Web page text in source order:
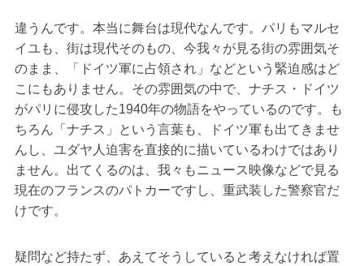
違うんです。本当に舞台は現代なんです。パリもマルセ
イユも、街は現代そのもの、今我々が見る街の雰囲気そ
のまま、「ドイツ軍に占領され」などという緊迫感はど
こにもありません。その雰囲気の中で、ナチス・ドイツ
がパリに侵攻した1940年の物語をやっているのです。も
ちろん「ナチス」という言葉も、ドイツ軍も出てきませ
んし、ユダヤ人迫害を直接的に描いているわけではあり
ません。出てくるのは、我々もニュース映像などで見る
現在のフランスのパトカーですし、重武装した警察官だ
けです。
疑問など持たず、あえてそうしていると考えなければ置